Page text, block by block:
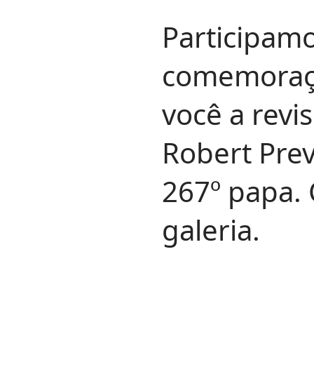
você a
Robert
267º
galeria.